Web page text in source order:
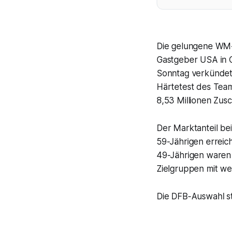
Die gelungene
Gastgeber USA in
Sonntag
Härtetest des
8,53 Millionen
Der Marktanteil
59-Jährigen
49-Jährigen
Zielgruppen mit
Die DFB-Auswahl